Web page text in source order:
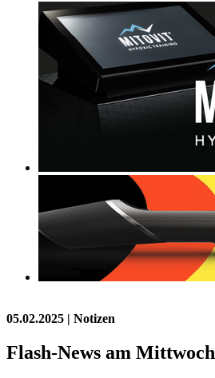
05.02.2025 | Notizen
Flash-News am Mittwoch